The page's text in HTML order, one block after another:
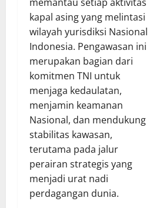
kapal asing yang melintasi
wilayah yurisdiksi Nasional
Indonesia. Pengawasan ini
merupakan bagian dari
komitmen TNI untuk
menjaga kedaulatan,
menjamin keamanan
Nasional, dan mendukung
stabilitas kawasan,
terutama pada jalur
perairan strategis yang
menjadi urat nadi
perdagangan dunia.